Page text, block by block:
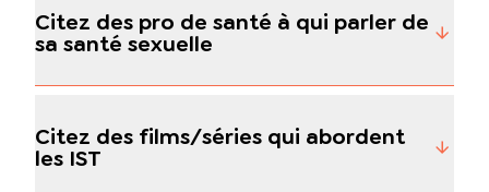
Citez des pro de santé à qui parler de
sa santé sexuelle
Citez des films/séries qui abordent
les IST